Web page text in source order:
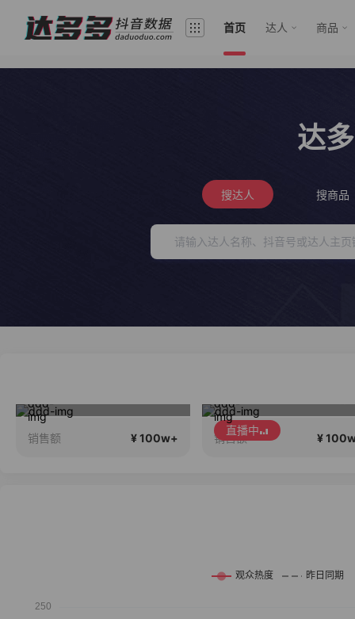
首页 达人 商品
达
搜达人 搜商品
销售额 ¥ 100w+
直播中
销售额 ¥